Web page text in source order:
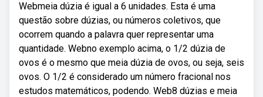
Webmeia dúzia é igual a 6 unidades. Esta é uma
questão sobre dúzias, ou números coletivos, que
ocorrem quando a palavra quer representar uma
quantidade. Webno exemplo acima, o 1/2 dúzia de
ovos é o mesmo que meia dúzia de ovos, ou seja, seis
ovos. O 1/2 é considerado um número fracional nos
estudos matemáticos, podendo. Web8 dúzias e meia